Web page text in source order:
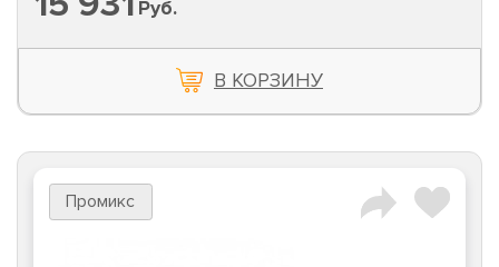
Руб.
В КОРЗИНУ
Промикс